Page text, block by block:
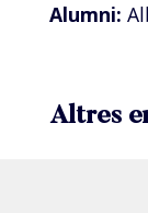
Alumni:
Altres